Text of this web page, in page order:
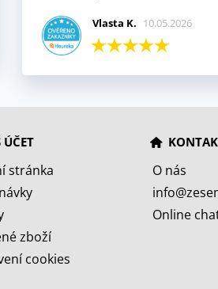
Vlasta K. 10.05.2026
ÚČET
stránka
zboží
cookies
O nás
Online